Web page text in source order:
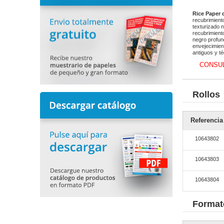
Rice Paper
texturizado
negro
antiguos y
Rollos
Referencia
10643802
10643803
10643804